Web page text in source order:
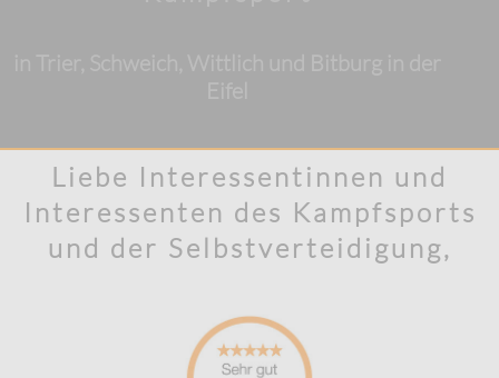
Liebe Interessentinnen und
Interessenten des Kampfsports
und der Selbstverteidigung,